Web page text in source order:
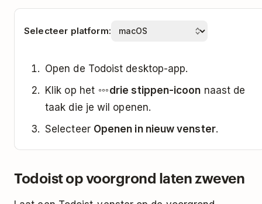
Selecteer platform:
Open de Todoist desktop-app.
Klik op het
drie stippen-icoon naast de
taak die je wil openen.
Selecteer Openen in nieuw venster.
Todoist op voorgrond laten zweven